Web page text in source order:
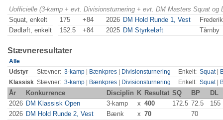
Uofficielle (3-kamp + evt. Divisionsturnering + evt. DM Masters Squat
Squat, enkelt
175 +84 2026 DM Hold Runde 1, Vest
Dødløft, enkelt
152.5 +84 2025 DM Styrkeløft Tårnby
Stævneresultater
Alle
Udstyr
Stævner: 3-kamp Bænkpres Divisionsturnering Enkelt: Squat|
Klassisk Stævner: 3-kamp Bænkpres Divisionsturnering Enkelt: Squat|
År Konkurrence Disciplin K Resultat SQ BP
DL
2026 DM Klassisk Open 3-kamp x 400 172.5 72.5
155
2026 DM Hold Runde 2, Vest Bænk x 70
70